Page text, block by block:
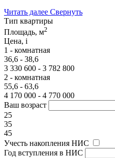
Читать далее Свернуть
Тип квартиры
Площадь, м2
Цена, i
1 - комнатная
36,6 - 38,6
3 330 600 - 3 782 800
2 - комнатная
55,6 - 63,6
4 170 000 - 4 770 000
Ваш возраст
25
35
45
Учесть накопления НИС
Год вступления в НИС